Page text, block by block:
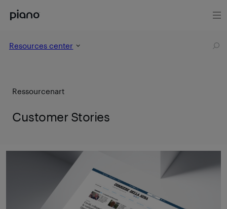
Resources center
Ressourcenart
Customer Stories